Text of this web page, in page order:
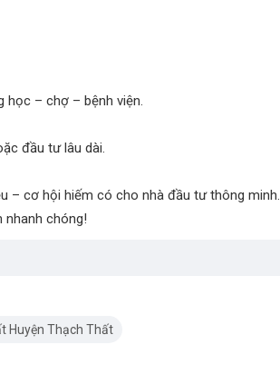
học – chợ – bệnh viện.
đầu tư lâu dài.
– cơ hội hiếm có cho nhà đầu tư thông minh.
nhanh chóng!
Huyện Thạch Thất